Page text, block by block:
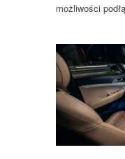
możliwości